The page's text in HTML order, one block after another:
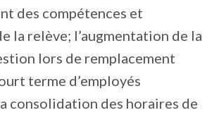
des compétences et
la relève; l’augmentation de la
lors de remplacement
terme d’employés
consolidation des horaires de